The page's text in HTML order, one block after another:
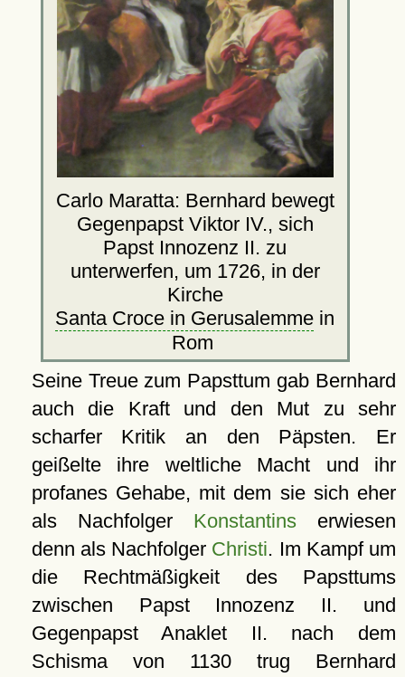
Carlo Maratta: Bernhard bewegt
Gegenpapst Viktor IV., sich
Papst Innozenz II. zu
unterwerfen, um 1726, in der
Kirche
Santa Croce in Gerusalemme in
Rom
Seine Treue zum Papsttum gab Bernhard
auch die Kraft und den Mut zu sehr
scharfer Kritik an den Päpsten. Er
geißelte ihre weltliche Macht und ihr
profanes Gehabe, mit dem sie sich eher
als Nachfolger Konstantinserwiesen
denn als Nachfolger Christi. Im Kampf um
die Rechtmäßigkeit des Papsttums
zwischen Papst Innozenz II. und
Gegenpapst Anaklet II. nach dem
Schisma von 1130 trug Bernhard